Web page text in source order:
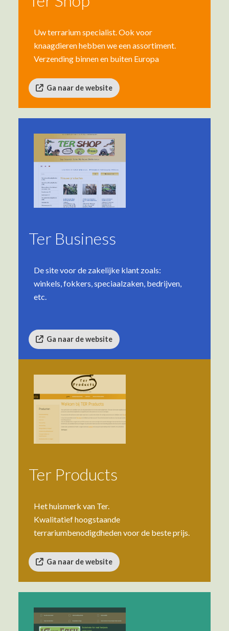
Uw terrarium specialist. Ook voor
knaagdieren hebben we een assortiment.
Verzending binnen en buiten Europa
Ga naar de website
Ter Business
De site voor de zakelijke klant zoals:
winkels, fokkers, speciaalzaken, bedrijven,
etc.
Ga naar de website
Ter Products
Het huismerk van Ter.
Kwalitatief hoogstaande
terrariumbenodigdheden voor de beste prijs.
Ga naar de website